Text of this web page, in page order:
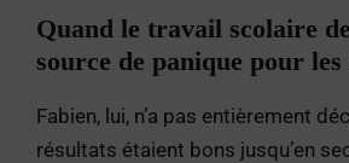
Quand le travail scolaire
source de panique pour
Fabien, lui, n’a pas entièrement
résultats étaient bons jusqu’en